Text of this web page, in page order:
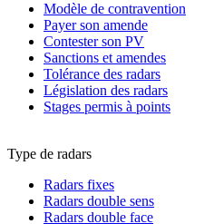
Modèle de contravention
Payer son amende
Contester son PV
Sanctions et amendes
Tolérance des radars
Législation des radars
Stages permis à points
Type de radars
Radars fixes
Radars double sens
Radars double face